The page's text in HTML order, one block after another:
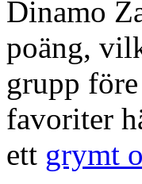
Dinamo
poäng,
grupp
favoriter
ett grymt